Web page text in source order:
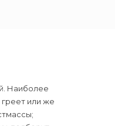
Наиболее
или же